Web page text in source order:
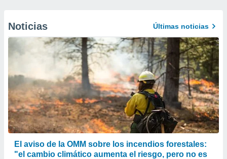
Noticias Últimas noticias
El aviso de la OMM sobre los incendios forestales:
"el cambio climático aumenta el riesgo, pero no es